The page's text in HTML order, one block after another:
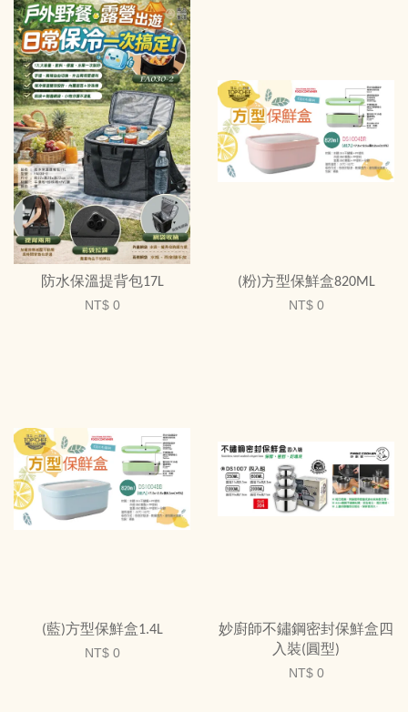
防水保溫提背包17L
NT$ 0
(粉)方型保鮮盒820ML
NT$ 0
(藍)方型保鮮盒1.4L
NT$ 0
妙廚師不鏽鋼密封保鮮盒四
入裝(圓型)
NT$ 0